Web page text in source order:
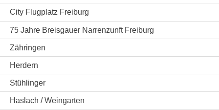
City Flugplatz Freiburg
75 Jahre Breisgauer Narrenzunft Freiburg
Zähringen
Herdern
Stühlinger
Haslach / Weingarten